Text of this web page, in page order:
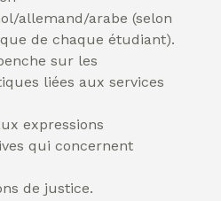
allemand/arabe (selon
de chaque étudiant).
sur les
liées aux services
expressions
qui concernent
de justice.